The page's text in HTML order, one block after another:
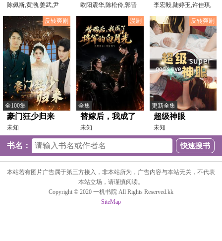
陈佩斯,黄渤,姜武,尹
正,杨皓宇,余少群,陈大
1999
欧阳震华,陈松伶,郭晋
安,陈妙瑛
李宏毅,陆婷玉,许佳琪,
范晓东,张志浩,李彧,
反转爽剧
全100集
豪门狂少归来
未知
漫剧
全集
替嫁后，我成了
将军的白月光
未知
反转爽剧
更新全集
超级神眼
未知
书名：
本站若有图片广告属于第三方接入，非本站所为，广告内容与本站无关，不代表
本站立场，请谨慎阅读。
Copyright © 2020 一机书院 All Rights Reserved.kk
SiteMap